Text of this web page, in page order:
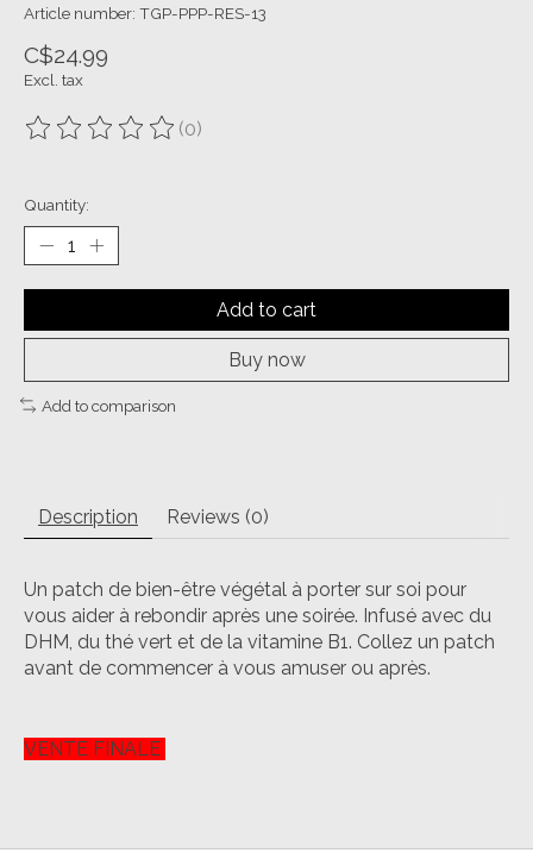
Article number: TGP-PPP-RES-13
C$24.99
Excl. tax
The rating of this product is
(0)
Quantity:
Add to cart
Buy now
Add to comparison
Description Reviews (0)
Un patch de bien-être végétal à porter sur soi pour
vous aider à rebondir après une soirée. Infusé avec du
DHM, du thé vert et de la vitamine B1. Collez un patch
avant de commencer à vous amuser ou après.
VENTE FINALE